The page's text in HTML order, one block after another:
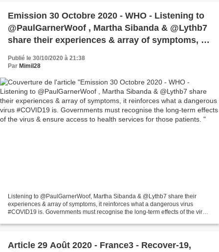
Emission 30 Octobre 2020 - WHO - Listening to
@PaulGarnerWoof , Martha Sibanda & @Lythb7
share their experiences & array of symptoms, it
Governments must recognise the long-term
services for those patients.
Publié le 30/10/2020 à 21:38
Par Mimil28
Listening to @PaulGarnerWoof, Martha Sibanda & @Lythb7 share their
experiences & array of symptoms, it reinforces what a dangerous virus
#COVID19 is. Governments must recognise the long-term effects of the virus
Article 29 Août 2020 - France3 - Recover-19,